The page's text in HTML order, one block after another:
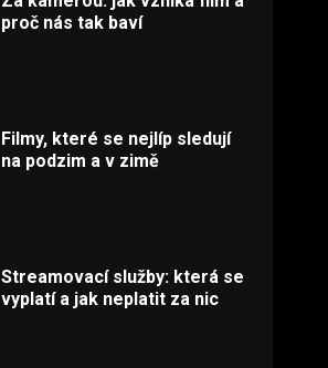
proč nás tak baví
Filmy, které se nejlíp sledují
na podzim a v zimě
Streamovací služby: která se
vyplatí a jak neplatit za nic